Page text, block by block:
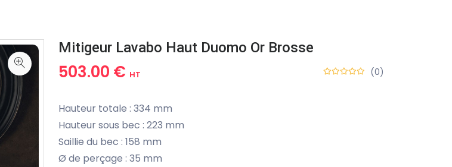
Mitigeur Lavabo Haut Duomo Or Brosse
503.00 € HT (0)
Hauteur totale : 334 mm
Hauteur sous bec : 223 mm
Saillie du bec : 158 mm
Ø de perçage : 35 mm